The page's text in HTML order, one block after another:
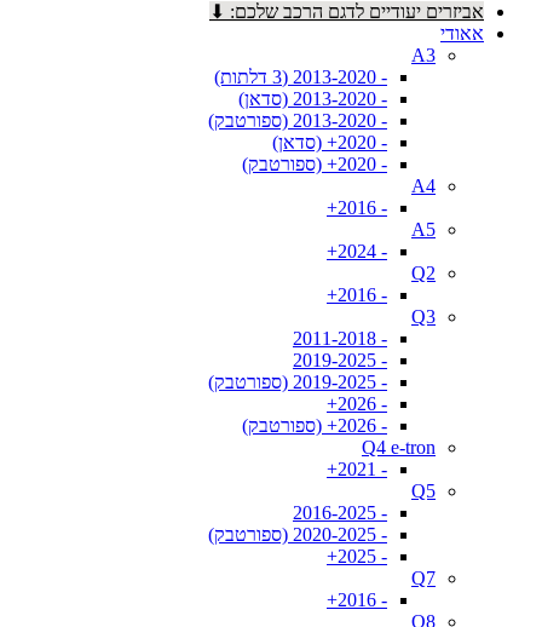
אביזרים יעודיים לדגם הרכב שלכם: ⬇
אאודי
A3
- 2013-2020 (3 דלתות)
- 2013-2020 (סדאן)
- 2013-2020 (ספורטבק)
- 2020+ (סדאן)
- 2020+ (ספורטבק)
A4
- 2016+
A5
- 2024+
Q2
- 2016+
Q3
- 2011-2018
- 2019-2025
- 2019-2025 (ספורטבק)
- 2026+
- 2026+ (ספורטבק)
Q4 e-tron
- 2021+
Q5
- 2016-2025
- 2020-2025 (ספורטבק)
- 2025+
Q7
- 2016+
Q8